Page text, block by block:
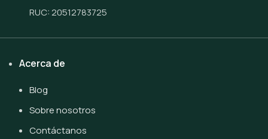
RUC: 20512783725
Acerca de
Blog
Sobre nosotros
Contáctanos